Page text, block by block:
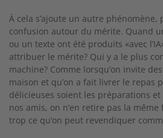
À cela s’ajoute un autre
confusion autour du mérite. Quand
ou un texte ont été produits «avec
attribuer le mérite? Qui y a le plus
machine? Comme lorsqu’on invite
maison et qu’on a fait livrer le repas
délicieuses soient les préparations
nos amis, on n’en retire pas la
trop ce qu’on peut revendiquer